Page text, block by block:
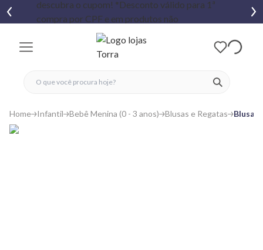
ver
fechar menu
fechar menu
favoritos
Home Infantil Bebê Menina (0 - 3 anos) Blusas e Regatas Blusa